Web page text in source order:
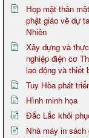
Họp mặt thân
phật giáo về dự
Nhiên
Xây dựng và
nghiệp điện cơ
lao động và thiết
Tuy Hòa phát
Hình minh họa
Đắc Lắc khôi
Nhà máy in